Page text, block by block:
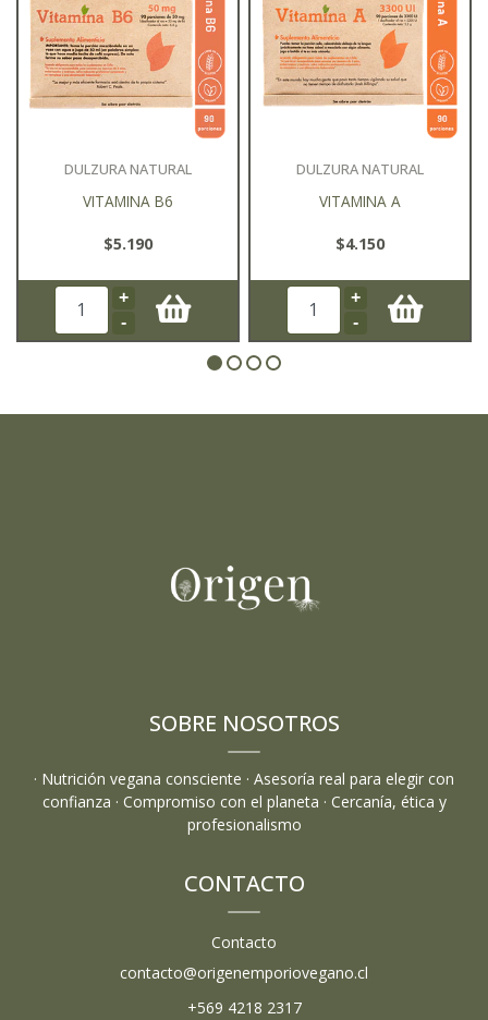
DULZURA NATURAL
VITAMINA B6
$5.190
+
-
DULZURA NATURAL
VITAMINA A
$4.150
+
-
SOBRE NOSOTROS
· Nutrición vegana consciente · Asesoría real para elegir con
confianza · Compromiso con el planeta · Cercanía, ética y
profesionalismo
CONTACTO
Contacto
contacto@origenemporiovegano.cl
+569 4218 2317